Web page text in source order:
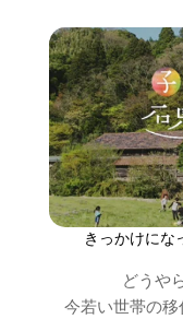
きっかけにな
どうや
今若い世帯の移